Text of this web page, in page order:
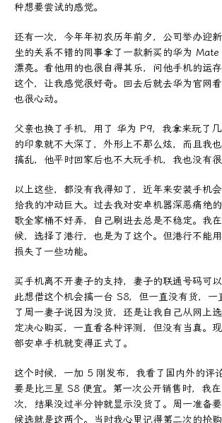
种想要尝试的感觉。
还有一次，今年年初农历年前夕，公司举办迎
坐的关系不错的同事拿了一款新买的华为
漂亮。看他用的也很自得其乐，问他手机的运
这个，让我感觉很好奇。回去后就去华为官网
也很心动。
父亲也换了手机，用了 华为 P9，我拿来玩了
的印象就不大深了，外形上不那么炫，而且我
搞乱，他平时回家后也不大玩手机，我也没有很
以上这些，都没有我得知了，近年来安装手机
给我的冲动巨大。过去我对安卓机器深恶痛绝
歌全家桶不好弄，自己刷进去总是不稳定。我
候，选择了港行，也是为了这个。但港行不能
损失了一些功能。
买手机离不开妻子的支持，妻子的联通号码可
此想借这个机会搞一台 S8，但一直没有货，一
了周一妻子说因为没货，还是让我自己从网上
定决心购买，一直看各种评测，但没有当真。
部安卓手机就变得正式了。
这个时候，一加 5 刚发布，我看了国内外的评
要是比三星 S8 便宜。第一次公开销售时，我
次，结果没过半分钟就显示没货了。周一准备
候选就是这两个。当时我心里记得第二次的抢